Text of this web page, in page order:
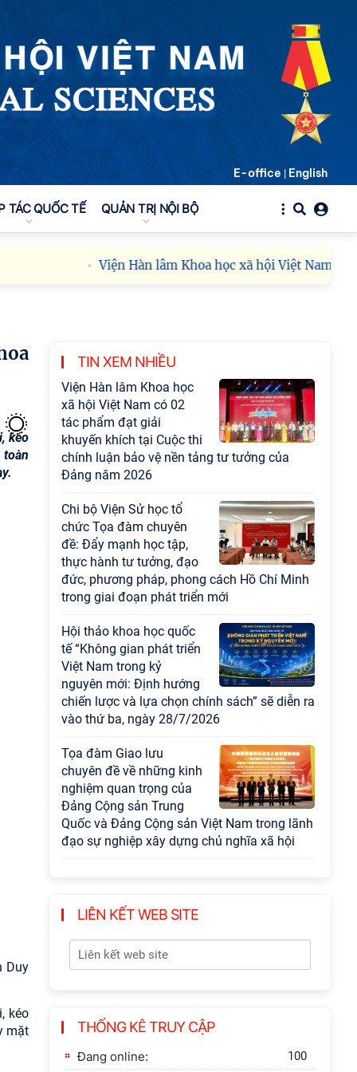
E-office | English
TÁC QUỐC TẾ QUẢN TRỊ NỘI BỘ
Viện Hàn lâm Khoa học xã hội Việt Nam công
kéo
Duy
kéo
mặt
TIN XEM NHIỀU
Viện Hàn lâm Khoa học
xã hội Việt Nam có 02
tác phẩm đạt giải
khuyến khích tại Cuộc thi
chính luận bảo vệ nền tảng tư tưởng của
Đảng năm 2026
Chi bộ Viện Sử học tổ
chức Tọa đàm chuyên
đề: Đẩy mạnh học tập,
thực hành tư tưởng, đạo
đức, phương pháp, phong cách Hồ Chí Minh
trong giai đoạn phát triển mới
Hội thảo khoa học quốc
tế “Không gian phát triển
Việt Nam trong kỷ
nguyên mới: Định hướng
chiến lược và lựa chọn chính sách” sẽ diễn ra
vào thứ ba, ngày 28/7/2026
Tọa đàm Giao lưu
chuyên đề về những kinh
nghiệm quan trọng của
Đảng Cộng sản Trung
Quốc và Đảng Cộng sản Việt Nam trong lãnh
đạo sự nghiệp xây dựng chủ nghĩa xã hội
Việt Nam làm việc với
Chương trình khoa học và công nghệ trọng
điểm cấp Bộ
tế Việt Nam 6 tháng đầu
năm 2026: Thách thức,
động lực và triển vọng
phát triển"
LIÊN KẾT WEB SITE
THỐNG KÊ TRUY CẬP
Đang online: 100